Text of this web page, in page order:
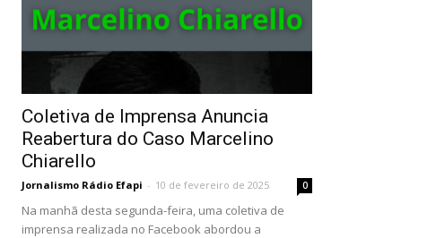
Coletiva de Imprensa Anuncia
Reabertura do Caso Marcelino
Chiarello
Jornalismo Rádio Efapi - 10 de fevereiro de 2025 0
Na manhã desta segunda-feira, uma coletiva de
imprensa realizada no Facebook abordou a